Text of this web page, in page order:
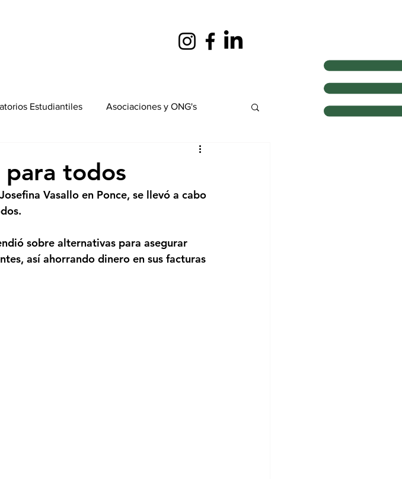
Estudiantiles Asociaciones y ONG's
para todos
Vasallo en Ponce, se llevó a cabo
sobre alternativas para asegurar
así ahorrando dinero en sus facturas